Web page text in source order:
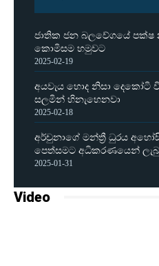
ජාතික ජන බලවේගයේ පක්ෂ
කොමිසම හමුවට
2025-02-19
අයවැය හොද නිසා දෙකෝටි
සලමින් හිනැහෙනවා
2025-02-18
අර්චුනාගේ මන්ත්‍රී ධුරය
පෙත්සමට අධිකරණයෙන්
2025-01-31
Video